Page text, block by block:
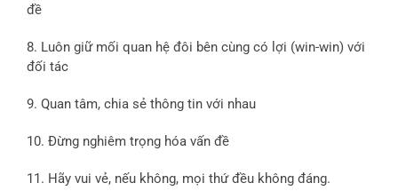
đề
8. Luôn giữ mối quan hệ đôi bên cùng có lợi (win-win) với
đối tác
9. Quan tâm, chia sẻ thông tin với nhau
10. Đừng nghiêm trọng hóa vấn đề
11. Hãy vui vẻ, nếu không, mọi thứ đều không đáng.